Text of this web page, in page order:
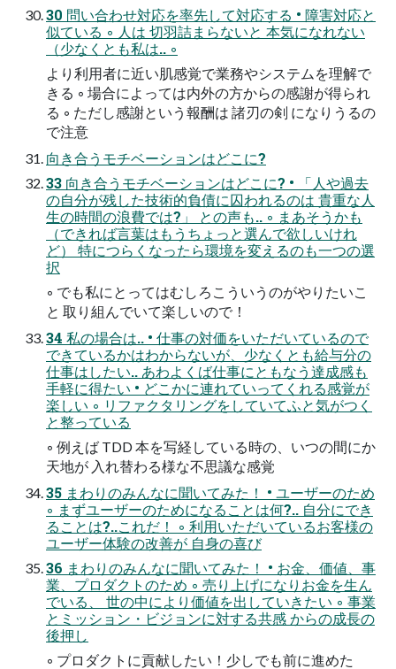
30 問い合わせ対応を率先して対応する • 障害対応と
似ている ◦ 人は 切羽詰まらないと 本気になれない
（少なくとも私は.. ◦
より利用者に近い肌感覚で業務やシステムを理解で
きる ◦ 場合によっては内外の方からの感謝が得られ
る ◦ ただし感謝という報酬は 諸刃の剣 になりうるの
で注意
向き合うモチベーションはどこに?
33 向き合うモチベーションはどこに? • 「人や過去
の自分が残した技術的負債に囚われるのは 貴重な人
生の時間の浪費では?」 との声も.. ◦ まあそうかも
（できれば言葉はもうちょっと選んで欲しいけれ
ど） 特につらくなったら環境を変えるのも一つの選
択
◦ でも私にとってはむしろこういうのがやりたいこ
と 取り組んでいて楽しいので！
34 私の場合は.. • 仕事の対価をいただいているので
できているかはわからないが、少なくとも給与分の
仕事はしたい.. あわよくば仕事にともなう達成感も
手軽に得たい • どこかに連れていってくれる感覚が
楽しい ◦ リファクタリングをしていてふと気がつく
と整っている
◦ 例えば TDD 本を写経している時の、いつの間にか
天地が 入れ替わる様な不思議な感覚
35 まわりのみんなに聞いてみた！ • ユーザーのため
◦ まずユーザーのためになることは何?.. 自分にでき
ることは?..これだ！ ◦ 利用いただいているお客様の
ユーザー体験の改善が 自身の喜び
36 まわりのみんなに聞いてみた！ • お金、価値、事
業、プロダクトのため ◦ 売り上げになりお金を生ん
でいる、 世の中により価値を出していきたい ◦ 事業
とミッション・ビジョンに対する共感 からの成長の
後押し
◦ プロダクトに貢献したい！少しでも前に進めた